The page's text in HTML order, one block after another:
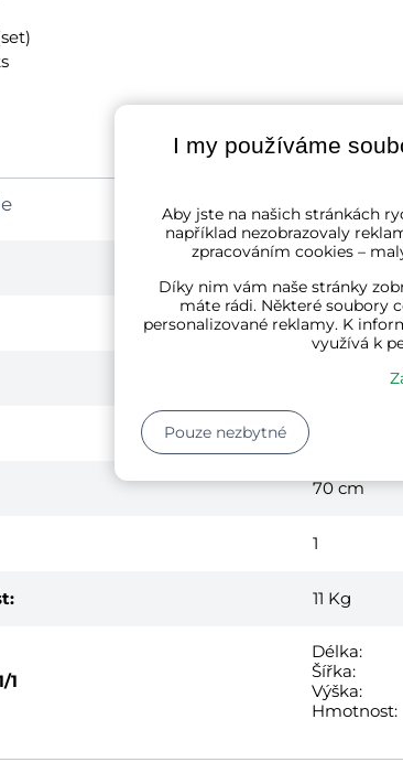
hliník,
70 cm
1
11 Kg
1
Délka:
Šířka:
Výška:
Hmotnost:
I my používáme
Aby jste na našich stránkách
například nezobrazovaly
zpracováním cookies –
Díky nim vám naše stránky
máte rádi. Některé soubory
personalizované reklamy. K
využívá k
Pouze nezbytné